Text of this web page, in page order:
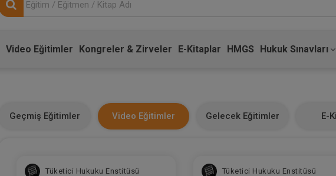
Video Eğitimler Kongreler & Zirveler E-Kitaplar HMGS Hukuk Sınavları
Geçmiş Eğitimler Video Eğitimler Gelecek Eğitimler E-
Tüketici Hukuku Enstitüsü Tüketici Hukuku Enstitüsü